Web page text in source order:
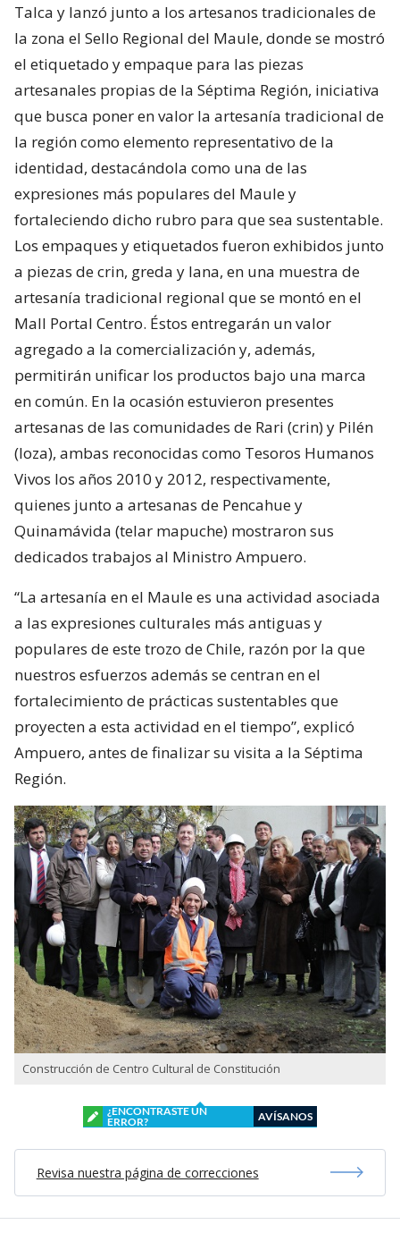
Talca y lanzó junto a los artesanos tradicionales de
la zona el Sello Regional del Maule, donde se mostró
el etiquetado y empaque para las piezas
artesanales propias de la Séptima Región, iniciativa
que busca poner en valor la artesanía tradicional de
la región como elemento representativo de la
identidad, destacándola como una de las
expresiones más populares del Maule y
fortaleciendo dicho rubro para que sea sustentable.
Los empaques y etiquetados fueron exhibidos junto
a piezas de crin, greda y lana, en una muestra de
artesanía tradicional regional que se montó en el
Mall Portal Centro. Éstos entregarán un valor
agregado a la comercialización y, además,
permitirán unificar los productos bajo una marca
en común. En la ocasión estuvieron presentes
artesanas de las comunidades de Rari (crin) y Pilén
(loza), ambas reconocidas como Tesoros Humanos
Vivos los años 2010 y 2012, respectivamente,
quienes junto a artesanas de Pencahue y
Quinamávida (telar mapuche) mostraron sus
dedicados trabajos al Ministro Ampuero.
“La artesanía en el Maule es una actividad asociada
a las expresiones culturales más antiguas y
populares de este trozo de Chile, razón por la que
nuestros esfuerzos además se centran en el
fortalecimiento de prácticas sustentables que
proyecten a esta actividad en el tiempo”, explicó
Ampuero, antes de finalizar su visita a la Séptima
Región.
Construcción de Centro Cultural de Constitución
¿ENCONTRASTE UN
ERROR?
AVÍSANOS
Revisa nuestra página de correcciones